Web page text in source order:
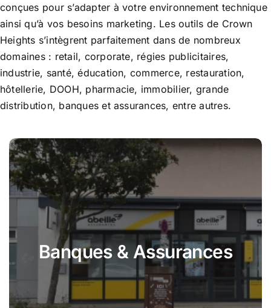
conçues pour s’adapter à votre environnement technique
ainsi qu’à vos besoins marketing. Les outils de Crown
Heights s’intègrent parfaitement dans de nombreux
domaines : retail, corporate, régies publicitaires,
industrie, santé, éducation, commerce, restauration,
hôtellerie, DOOH, pharmacie, immobilier, grande
distribution, banques et assurances, entre autres.
Banques & Assurances